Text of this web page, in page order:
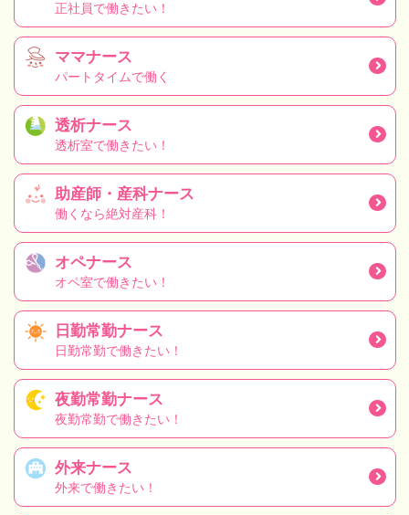
正社員で働きたい！
ママナース
パートタイムで働く
透析ナース
透析室で働きたい！
助産師・産科ナース
働くなら絶対産科！
オペナース
オペ室で働きたい！
日勤常勤ナース
日勤常勤で働きたい！
夜勤常勤ナース
夜勤常勤で働きたい！
外来ナース
外来で働きたい！